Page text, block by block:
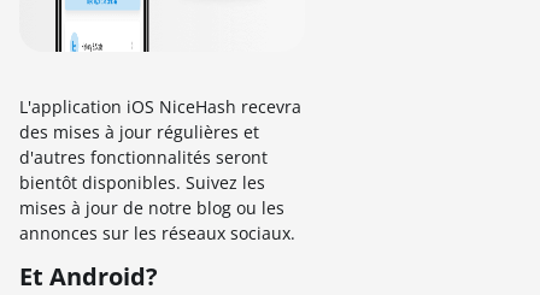
L'application iOS NiceHash recevra
des mises à jour régulières et
d'autres fonctionnalités seront
bientôt disponibles. Suivez les
mises à jour de notre blog ou les
annonces sur les réseaux sociaux.
Et Android?